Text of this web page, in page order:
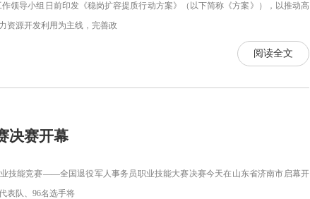
导小组日前印发《稳岗扩容提质行动方案》（以下简称《方案》），以推动高
资源开发利用为主线，完善政
阅读全文
决赛开幕
能竞赛——全国退役军人事务员职业技能大赛决赛今天在山东省济南市启幕开
表队、96名选手将